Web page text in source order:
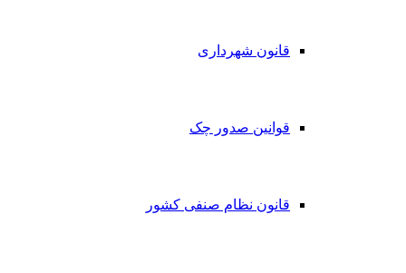
قانون شهرداری
قوانین صدور چک
قانون نظام صنفی کشور